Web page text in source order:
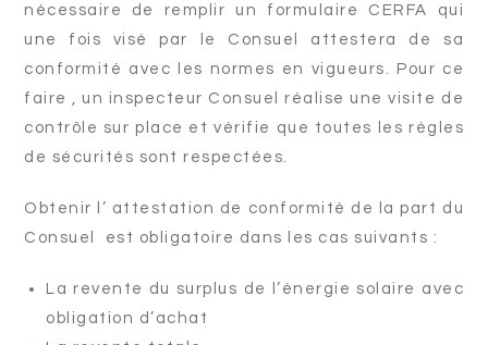
nécessaire de remplir un formulaire CERFA qui
une fois visé par le Consuel attestera de sa
conformité avec les normes en vigueurs. Pour ce
faire , un inspecteur Consuel réalise une visite de
contrôle sur place et vérifie que toutes les règles
de sécurités sont respectées.
Obtenir l’ attestation de conformité de la part du
Consuel est obligatoire dans les cas suivants :
La revente du surplus de l’énergie solaire avec
obligation d’achat